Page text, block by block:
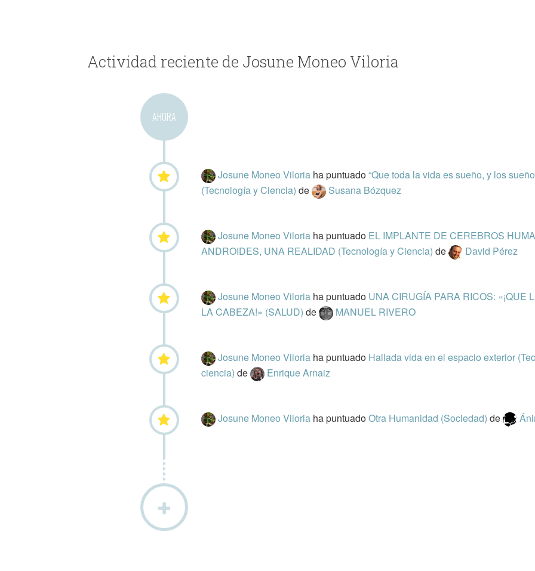
Actividad reciente de Josune Moneo Viloria
AHORA
Josune Moneo Viloria ha puntuado“Que toda la vida es sueño, y los
(Tecnología y Ciencia) de Susana Bózquez
Josune Moneo Viloria ha puntuado EL IMPLANTE DE CEREBROS
ANDROIDES, UNA REALIDAD (Tecnología y Ciencia) de David Pérez
Josune Moneo Viloria ha puntuado UNA CIRUGÍA PARA RICOS: «¡QUE
LA CABEZA!» (SALUD) de MANUEL RIVERO
Josune Moneo Viloria ha puntuado Hallada vida en el espacio exterior
ciencia) de Enrique Arnaiz
Josune Moneo Viloria ha puntuadoOtra Humanidad (Sociedad) de